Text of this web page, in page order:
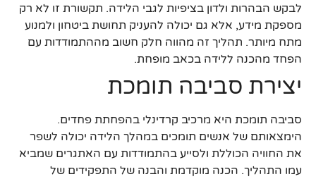
לבקש הבהרות ולדון בציפיות לגבי הלידה. תקשורת זו לא רק
מספקת מידע, אלא גם יכולה להעניק תחושת ביטחון ולמנוע
מתח מיותר. תהליך זה מהווה חלק חשוב מההתמודדות עם
הפחד מהכנה ללידה בכאב מופחת.
יצירת סביבה תומכת
סביבה תומכת היא מרכיב קרדינלי בהפחתת פחדים.
הימצאותם של אנשים תומכים במהלך הלידה יכולה לשפר
את החוויה הכוללת ולסייע בהתמודדות עם האתגרים שמביא
עמו התהליך. הכנה מוקדמת והבנה של התפקידים של